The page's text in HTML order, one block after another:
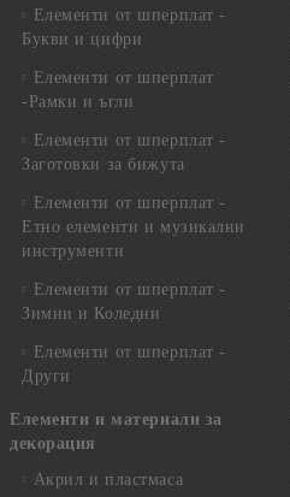
Елементи от шперплат -
Букви и цифри
Елементи от шперплат
-Рамки и ъгли
Елементи от шперплат -
Заготовки за бижута
Елементи от шперплат -
Етно елементи и музикални
инструменти
Елементи от шперплат -
Зимни и Коледни
Елементи от шперплат -
Други
Елементи и материали за
декорация
Акрил и пластмаса